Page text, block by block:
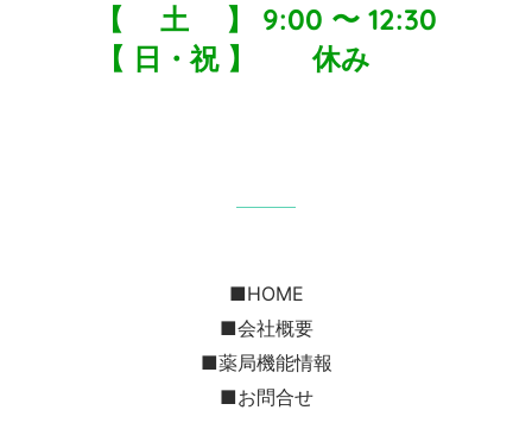
【 土 】 9:00 〜 12:30
【 日・祝 】 休み
■HOME
■会社概要
■薬局機能情報
■お問合せ